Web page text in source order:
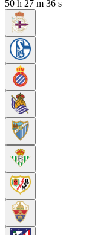
50 h 27 m 35 s